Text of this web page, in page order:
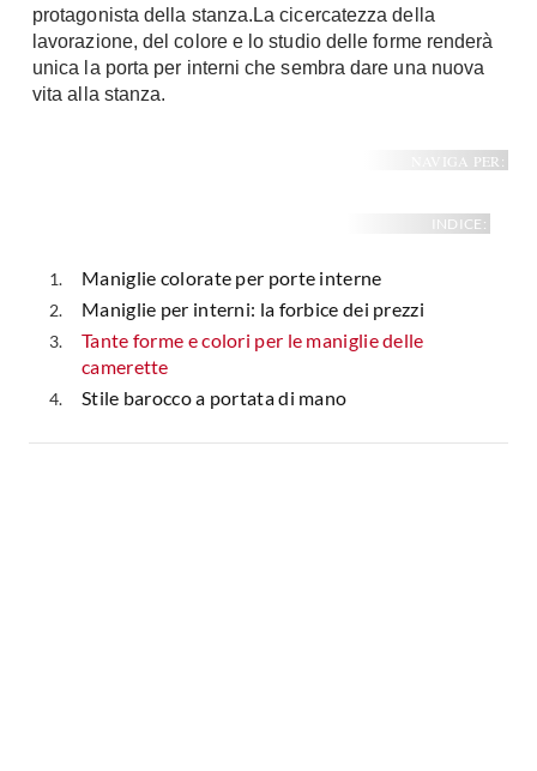
protagonista della stanza.La cicercatezza della
lavorazione, del colore e lo studio delle forme renderà
unica la porta per interni che sembra dare una nuova
vita alla stanza.
NAVIGA PER:
INDICE:
Maniglie colorate per porte interne
Maniglie per interni: la forbice dei prezzi
Tante forme e colori per le maniglie delle
camerette
Stile barocco a portata di mano